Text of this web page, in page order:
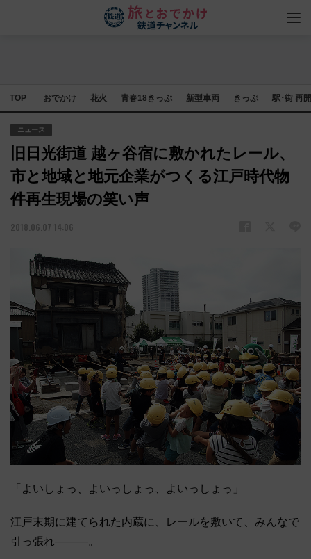
TOP おでかけ 花火 青春18きっぷ 新型車両 きっぷ 駅･街 再
ニュース
旧日光街道 越ヶ谷宿に敷かれたレール、
市と地域と地元企業がつくる江戸時代物
件再生現場の笑い声
2018.06.07 14:06
「よいしょっ、よいっしょっ、よいっしょっ」
江戸末期に建てられた内蔵に、レールを敷いて、みんなで
引っ張れ―――。